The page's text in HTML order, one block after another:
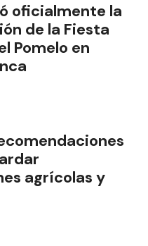
oficialmente la
de la Fiesta
Pomelo en
agrícolas y